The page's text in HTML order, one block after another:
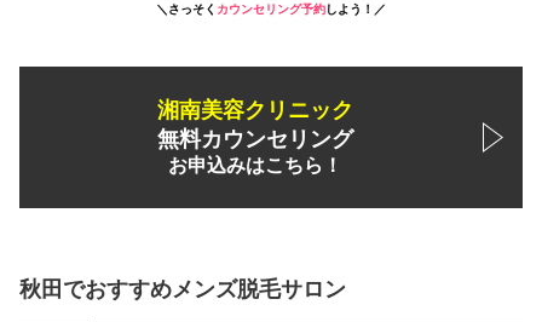
＼さっそく カウンセリング予約しよう！／
湘南美容クリニック
無料カウンセリング
お申込みはこちら！
秋田でおすすめメンズ脱毛サロン